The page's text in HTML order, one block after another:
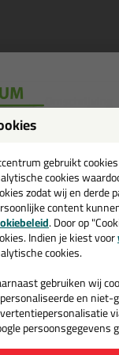
de ANZA verfroller
je meer weten over de
gebruikt
cookies
zodat wij en derde
content
. Door op
Indien je kiest voor
cookies.
gebruiken wij
en
persoonsgegevens
💚
en ontvang
€35,-bij je eerste
de actiecode ›